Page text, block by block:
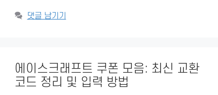
댓글 남기기
에이스크래프트 쿠폰 모음: 최신 교환
코드 정리 및 입력 방법